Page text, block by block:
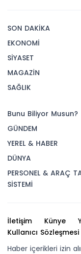
SON DAKİKA
EKONOMİ
SİYASET
MAGAZİN
SAĞLIK
Bunu Biliyor Musun?
GÜNDEM
YEREL & HABER
DÜNYA
PERSONEL & ARAÇ
SİSTEMİ
İletişim Künye
Kullanıcı Sözleşmesi
Haber içerikleri izin